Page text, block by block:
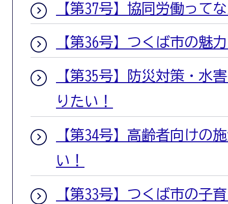
【第37号】協同労働って
【第36号】つくば市の魅
【第35号】防災対策・水
りたい！
【第34号】高齢者向けの
い！
【第33号】つくば市の子